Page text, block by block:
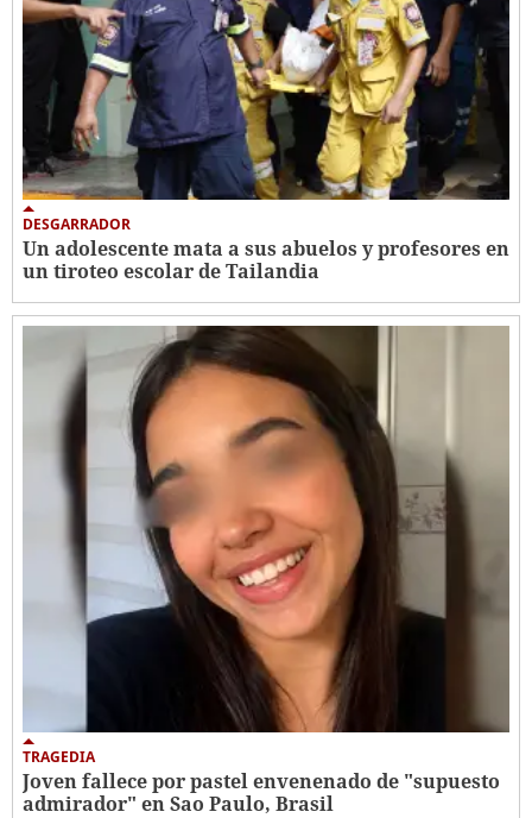
DESGARRADOR
Un adolescente mata a sus abuelos y profesores en
un tiroteo escolar de Tailandia
TRAGEDIA
Joven fallece por pastel envenenado de "supuesto
admirador" en Sao Paulo, Brasil